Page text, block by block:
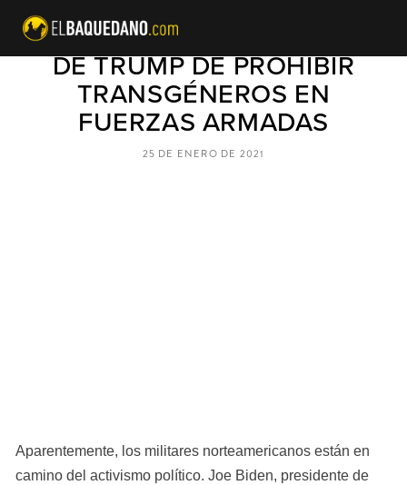
BIDEN REVIERTE LA MEDIDA
DE TRUMP DE PROHIBIR
TRANSGÉNEROS EN
FUERZAS ARMADAS
Aparentemente, los militares norteamericanos están en
camino del activismo político. Joe Biden, presidente de
25 DE ENERO DE 2021